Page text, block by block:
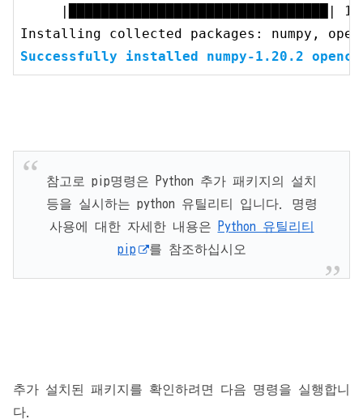
     |████████████████████████████████|
Successfully installed numpy-1.20 .2
참고로 pip명령은 Python 추가 패키지의 설치
등을 실시하는 python 유틸리티 입니다. 명령
사용에 대한 자세한 내용은
Python 유틸리티
pip
를 참조하십시오
추가 설치된 패키지를 확인하려면 다음 명령을 실행합니
다.